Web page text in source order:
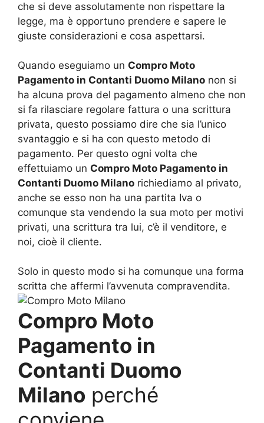
che si deve assolutamente non rispettare la
legge, ma è opportuno prendere e sapere le
giuste considerazioni e cosa aspettarsi.
Quando eseguiamo un Compro Moto
Pagamento in Contanti Duomo Milano non si
ha alcuna prova del pagamento almeno che non
si fa rilasciare regolare fattura o una scrittura
privata, questo possiamo dire che sia l’unico
svantaggio e si ha con questo metodo di
pagamento. Per questo ogni volta che
effettuiamo un Compro Moto Pagamento in
Contanti Duomo Milano richiediamo al privato,
anche se esso non ha una partita Iva o
comunque sta vendendo la sua moto per motivi
privati, una scrittura tra lui, c’è il venditore, e
noi, cioè il cliente.
Solo in questo modo si ha comunque una forma
scritta che affermi l’avvenuta compravendita.
Compro Moto
Pagamento in
Contanti Duomo
Milano perché